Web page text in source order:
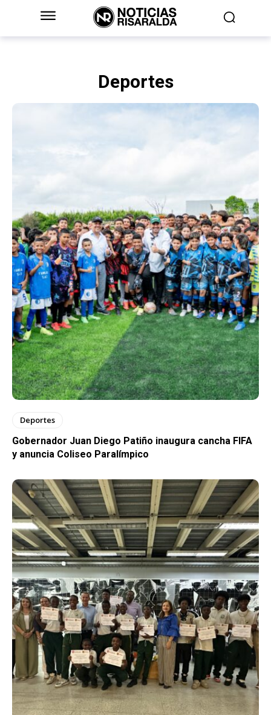
Deportes
Deportes
Gobernador Juan Diego Patiño inaugura cancha FIFA
y anuncia Coliseo Paralímpico